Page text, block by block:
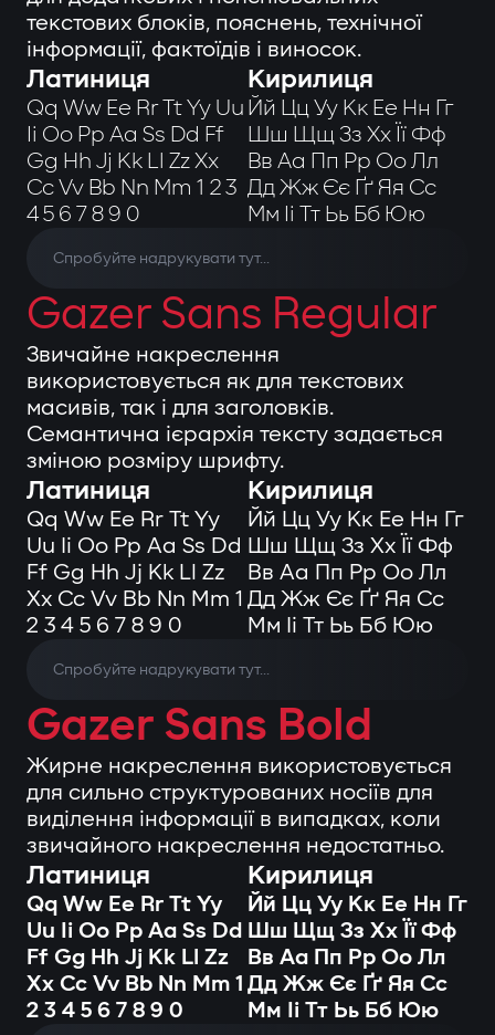
текстових блоків, пояснень, технічної
інформації, фактоїдів і виносок.
Латиниця
Qq Ww Ee Rr Tt Yy Uu
Ii Oo Pp Aa Ss Dd Ff
Gg Hh Jj Kk Ll Zz Xx
Cc Vv Bb Nn Mm 1 2 3
4 5 6 7 8 9 0
Кирилиця
Йй Цц Уу Кк Ее Нн Гг
Шш Щщ Зз Хх Її Фф
Вв Аа Пп Рр Оо Лл
Дд Жж Єє Ґґ Яя Сс
Мм Іі Тт Ьь Бб Юю
Gazer Sans Regular
Звичайне накреслення
використовується як для текстових
масивів, так і для заголовків.
Семантична ієрархія тексту задається
зміною розміру шрифту.
Латиниця
Qq Ww Ee Rr Tt Yy
Uu Ii Oo Pp Aa Ss Dd
Ff Gg Hh Jj Kk Ll Zz
Xx Cc Vv Bb Nn Mm 1
2 3 4 5 6 7 8 9 0
Кирилиця
Йй Цц Уу Кк Ее Нн Гг
Шш Щщ Зз Хх Її Фф
Вв Аа Пп Рр Оо Лл
Дд Жж Єє Ґґ Яя Сс
Мм Іі Тт Ьь Бб Юю
Gazer Sans Bold
Жирне накреслення використовується
для сильно структурованих носіїв для
виділення інформації в випадках, коли
звичайного накреслення недостатньо.
Латиниця
Qq Ww Ee Rr Tt Yy
Uu Ii Oo Pp Aa Ss Dd
Ff Gg Hh Jj Kk Ll Zz
Xx Cc Vv Bb Nn Mm 1
2 3 4 5 6 7 8 9 0
Кирилиця
Йй Цц Уу Кк Ее Нн Гг
Шш Щщ Зз Хх Її Фф
Вв Аа Пп Рр Оо Лл
Дд Жж Єє Ґґ Яя Сс
Мм Іі Тт Ьь Бб Юю